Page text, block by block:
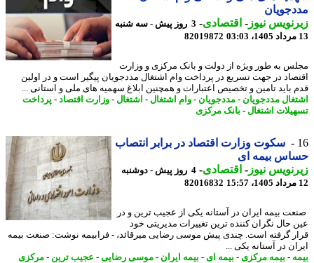
نیوز-اقتصادی- 3 روز پیش - سه شنبه
82019872
به طور ویژه از دولت و بانک مرکزی و وزارت
در جهت تسریع در پرداخت وام اشتغال مددجویان پیگیر است و در اولین
باید تامین و تخصیص اعتبارات و همچنین ابلاغ سهمیه های ملی و استانی ...
مددجویان-مددجویان-وام اشتغال-اشتغال-وزارت اقتصاد-پرداخت
اشتغال-بانک مرکزی
سکوت وزارت اقتصاد در برابر انتصاب
بیمه ای
نیوز-اقتصادی- 4 روز پیش - دوشنبه
82016832
بیمه ایران در آستانه یکی از عجیب ترین و در
حال نگران کننده ترین تغییرات مدیریتی خود
گرفته است. چندی پیش موسی رضایی میرقائد، - فرابیمه نوشت: صنعت بیمه
در آستانه یکی ...
-بیمه مرکزی - بیمه ای- بیمه ایران - موسی رضایی-عجیب ترین- مرکزی